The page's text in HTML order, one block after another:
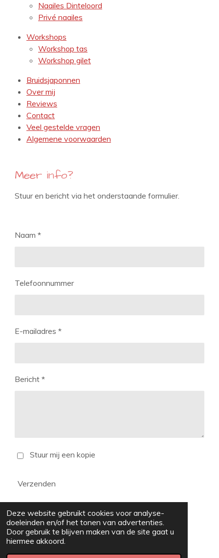
Deze website gebruikt cookies voor analyse-
doeleinden en/of het tonen van advertenties.
Door gebruik te blijven maken van de site gaat u
hiermee akkoord.
Naailes Dinteloord
Privé naailes
Workshops
Workshop tas
Workshop gilet
Bruidsjaponnen
Over mij
Reviews
Contact
Veel gestelde vragen
Algemene voorwaarden
Meer info?
Stuur en bericht via het onderstaande formulier.
Naam *
Telefoonnummer
E-mailadres *
Bericht *
Stuur mij een kopie
Verzenden
I
n
s
F
a
c
W
a
© 2021 - 2026 Atelier SDK